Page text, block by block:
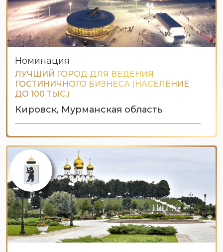
Номинация
ЛУЧШИЙ ГОРОД ДЛЯ ВЕДЕНИЯ
ГОСТИНИЧНОГО БИЗНЕСА (НАСЕЛЕНИЕ
ДО 100 ТЫС.)
Кировск, Мурманская область